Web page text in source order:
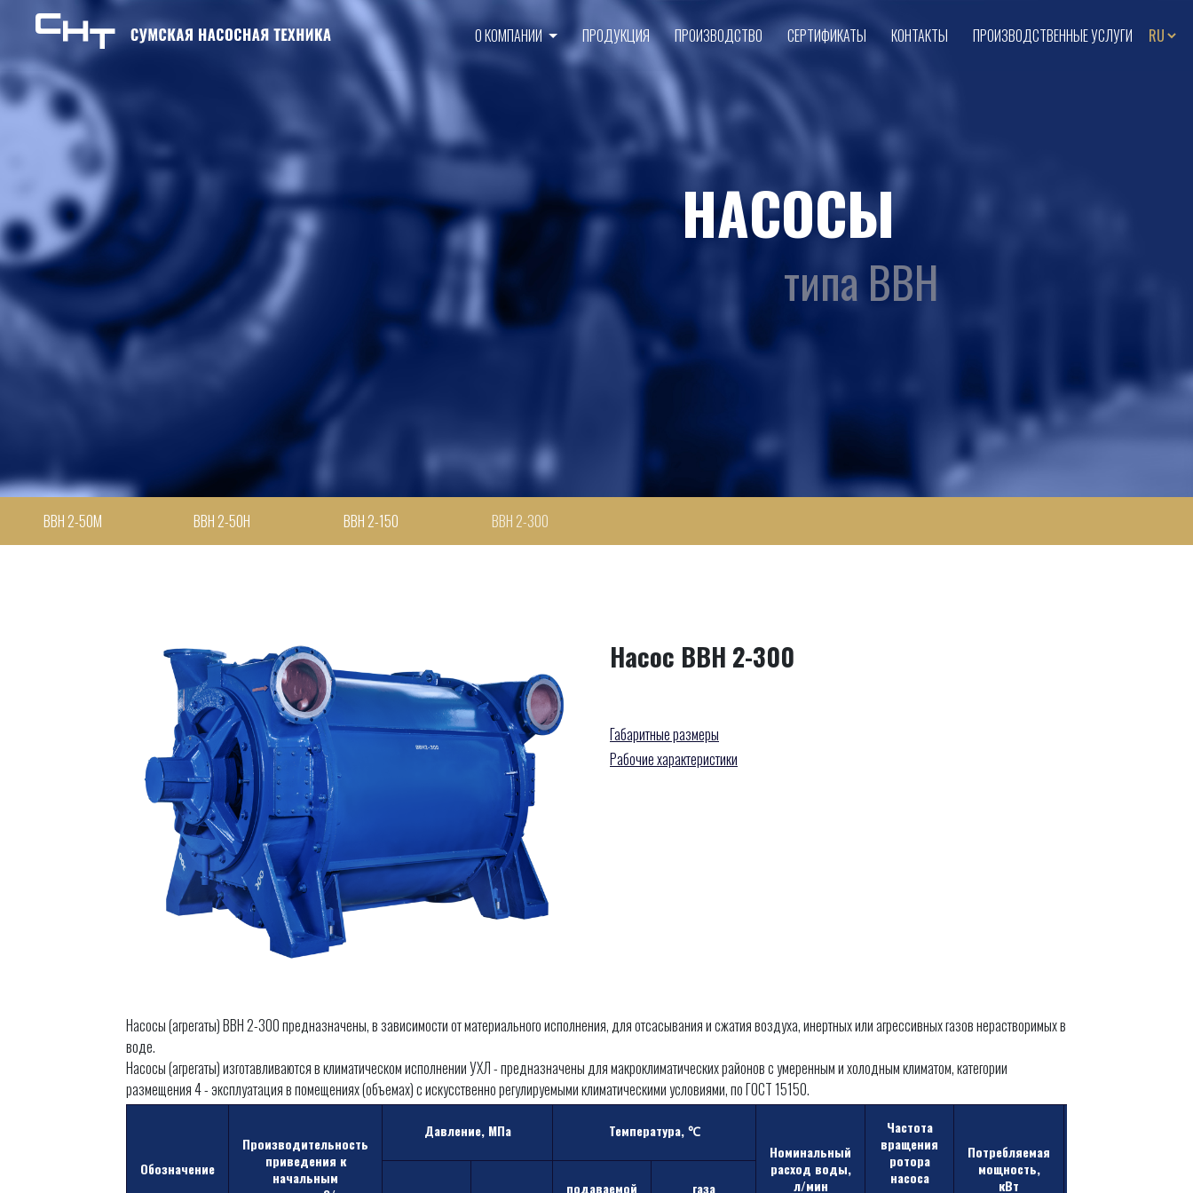
Skip to content
О КОМПАНИИ
ПРОДУКЦИЯ ПРОИЗВОДСТВО СЕРТИФИКАТЫ КОНТАКТЫ ПРОИЗВОДСТВЕННЫЕ УСЛУГИ
НАСОСЫ
типа ВВН
ВВН 2-50М ВВН 2-50Н ВВН 2-150 ВВН 2-300
Насос ВВН 2-300
Габаритные размеры
Рабочие характеристики
Насосы (агрегаты) ВВН 2-300 предназначены, в зависимости от материального исполнения, для отсасывания и сжатия воздуха, инертных или агрессивных газов нерастворимых в
воде.
Насосы (агрегаты) изготавливаются в климатическом исполнении УХЛ - предназначены для макроклиматических районов с умеренным и холодным климатом, категории
размещения 4 - эксплуатация в помещениях (объемах) с искусственно регулируемыми климатическими условиями, по ГОСТ 15150.
Обозначение
Производительность
приведения к
начальным
Давление, МПа
Температура, ℃
Номинальный
расход воды,
л/мин
Частота
вращения
ротора
насоса
Потребляемая
мощность,
кВт
подаваемой газа